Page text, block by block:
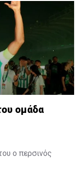
ομάδα
ο περσινός